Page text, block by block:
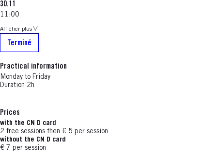
30.11
11:00
Afficher plus
Terminé
Practical information
Monday to Friday
Duration 2h
Prices
with the CN D card
2 free sessions then € 5 per session
without the CN D card
€ 7 per session